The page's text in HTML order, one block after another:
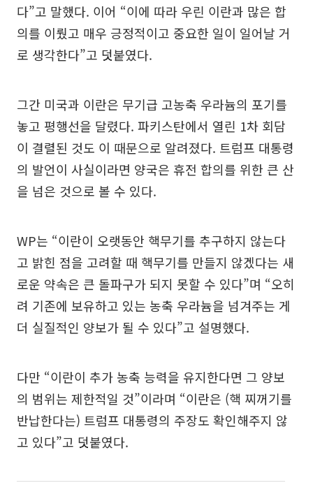
다”고 말했다. 이어 “이에 따라 우린 이란과 많은 합
의를 이뤘고 매우 긍정적이고 중요한 일이 일어날 거
로 생각한다”고 덧붙였다.
그간 미국과 이란은 무기급 고농축 우라늄의 포기를
놓고 평행선을 달렸다. 파키스탄에서 열린 1차 회담
이 결렬된 것도 이 때문으로 알려졌다. 트럼프 대통령
의 발언이 사실이라면 양국은 휴전 합의를 위한 큰 산
을 넘은 것으로 볼 수 있다.
WP는 “이란이 오랫동안 핵무기를 추구하지 않는다
고 밝힌 점을 고려할 때 핵무기를 만들지 않겠다는 새
로운 약속은 큰 돌파구가 되지 못할 수 있다”며 “오히
려 기존에 보유하고 있는 농축 우라늄을 넘겨주는 게
더 실질적인 양보가 될 수 있다”고 설명했다.
다만 “이란이 추가 농축 능력을 유지한다면 그 양보
의 범위는 제한적일 것”이라며 “이란은 (핵 찌꺼기를
반납한다는) 트럼프 대통령의 주장도 확인해주지 않
고 있다”고 덧붙였다.